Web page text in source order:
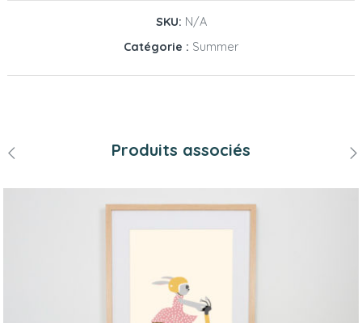
SKU: N/A
Catégorie : Summer
Produits associés